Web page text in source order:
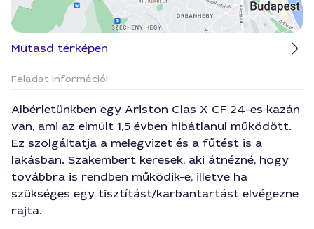
Mutasd térképen
Feladat információi
Albérletünkben egy Ariston Clas X CF 24-es kazán
van, ami az elmúlt 1,5 évben hibátlanul működött.
Ez szolgáltatja a melegvizet és a fűtést is a
lakásban. Szakembert keresek, aki átnézné, hogy
továbbra is rendben működik-e, illetve ha
szükséges egy tisztítást/karbantartást elvégezne
rajta.